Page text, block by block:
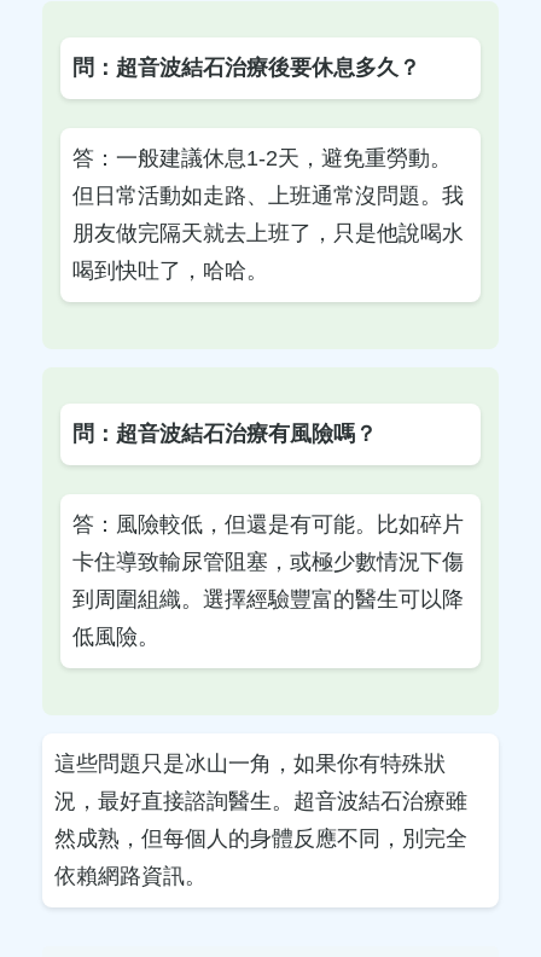
問：超音波結石治療後要休息多久？
答：一般建議休息1-2天，避免重勞動。
但日常活動如走路、上班通常沒問題。我
朋友做完隔天就去上班了，只是他說喝水
喝到快吐了，哈哈。
問：超音波結石治療有風險嗎？
答：風險較低，但還是有可能。比如碎片
卡住導致輸尿管阻塞，或極少數情況下傷
到周圍組織。選擇經驗豐富的醫生可以降
低風險。
這些問題只是冰山一角，如果你有特殊狀
況，最好直接諮詢醫生。超音波結石治療雖
然成熟，但每個人的身體反應不同，別完全
依賴網路資訊。